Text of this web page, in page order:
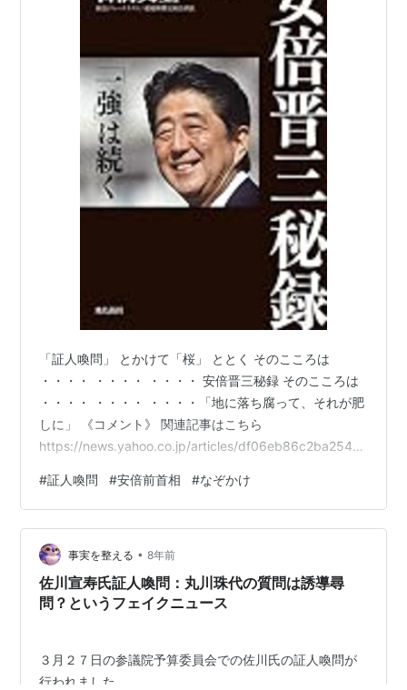
「証人喚問」 とかけて「桜」 ととく そのこころは
・・・・ ・・・・ ・・・・ 安倍晋三秘録 そのこころは
・・・・ ・・・・ ・・・・「地に落ち腐って、それが肥
しに」 《コメント》 関連記事はこちら
https://news.yahoo.co.jp/articles/df06eb86c2ba2545
問を受けた方がいいと思うなぁ。 悪いなら悪いでしっか
り罪を認めれば、 それはそれで高評価につながり、 次の
選挙で自民党の圧勝につながると思うよ。 【清きご一票
を】人気ｂｌｏｇランキング（社会経済ニュース部門）
に登録しています…
#証人喚問 #安倍前首相 #なぞかけ
事実を整える • 8年前
佐川宣寿氏証人喚問：丸川珠代の質問は誘導尋
問？というフェイクニュース
３月２７日の参議院予算委員会での佐川氏の証人喚問が
行われました。